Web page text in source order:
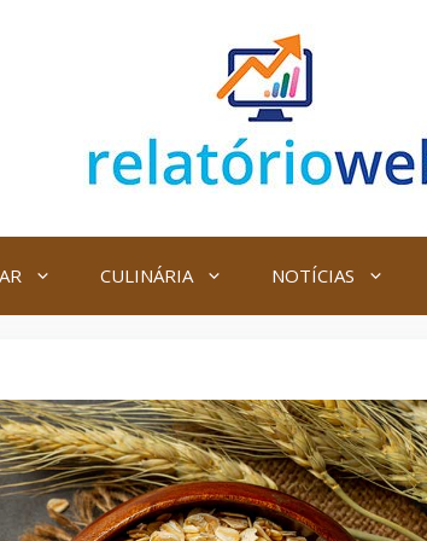
CULINÁRIA NOTÍCIAS